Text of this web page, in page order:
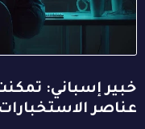
عناصر الاستخبارات